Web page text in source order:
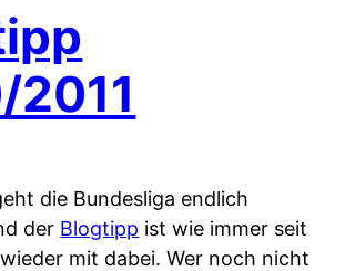
2011
die Bundesliga endlich
der Blogtipp ist wie immer seit
mit dabei. Wer noch nicht